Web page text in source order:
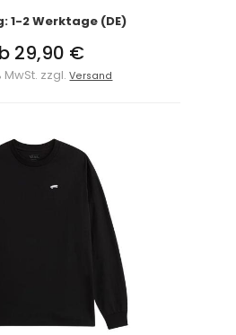
1-2 Werktage (DE)
29,90 €
MwSt. zzgl.Versand